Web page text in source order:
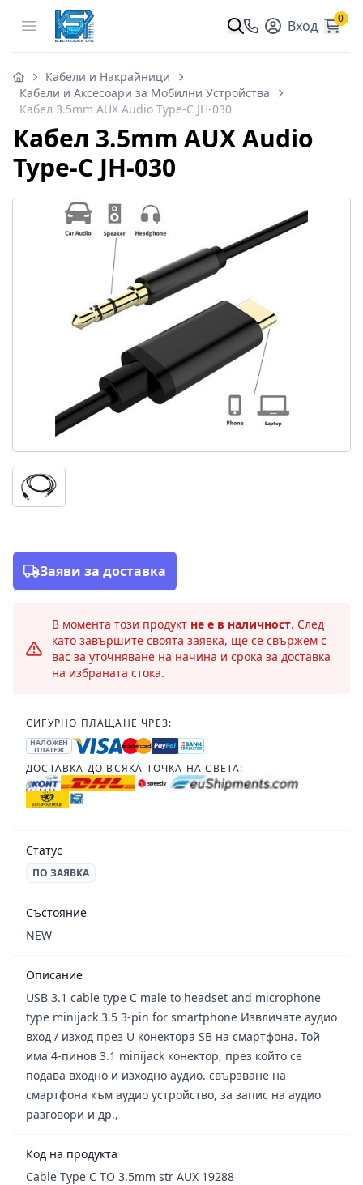
Open menu Вход 0
Кабели и Накрайници
Кабели и Аксесоари за Мобилни Устройства
Кабел 3.5mm AUX Audio Type-C JH-030
Кабел 3.5mm AUX Audio
Type-C JH-030
Заяви за доставка
В момента този продукт не е в наличност. След
като завършите своята заявка, ще се свържем с
вас за уточняване на начина и срока за доставка
на избраната стока.
СИГУРНО ПЛАЩАНЕ ЧРЕЗ:
НАЛОЖЕН
ПЛАТЕЖ
ДОСТАВКА ДО ВСЯКА ТОЧКА НА СВЕТА:
Статус
ПО ЗАЯВКА
Състояние
NEW
Описание
USB 3.1 cable type C male to headset and microphone
type minijack 3.5 3-pin for smartphone Извличате аудио
вход / изход през U конектора SB на смартфона. Той
има 4-пинов 3.1 minijack конектор, през който се
подава входно и изходно аудио. свързване на
смартфона към аудио устройство, за запис на аудио
разговори и др.,
Код на продукта
Cable Type C TO 3.5mm str AUX 19288